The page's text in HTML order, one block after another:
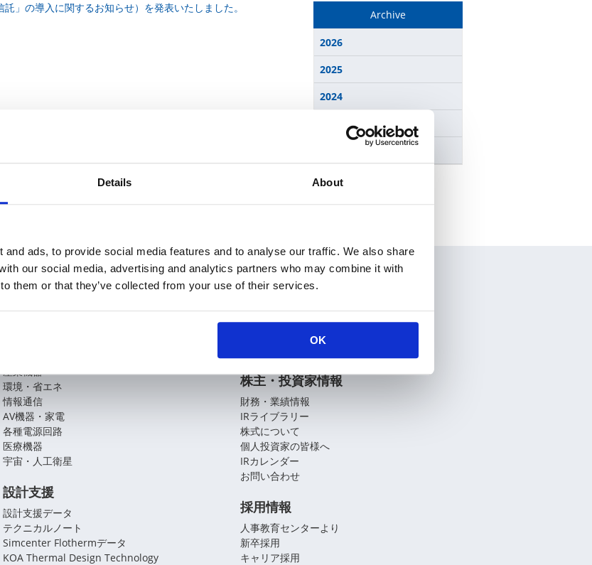
Details About
ads, to provide social media features and to analyse our traffic. We also share
our social media, advertising and analytics partners who may combine it with
them or that they’ve collected from your use of their services.
OK
」の導入に関するお知らせ）を発表いたしました。
Archive
2026
2025
2024
KOAの技術
産業機器
環境・省エネ
情報通信
AV機器・家電
各種電源回路
医療機器
宇宙・人工衛星
設計支援
設計支援データ
テクニカルノート
Simcenter Flothermデータ
KOA Thermal Design Technology
企業情報
役員紹介
株主・投資家情報
財務・業績情報
IRライブラリー
株式について
個人投資家の皆様へ
IRカレンダー
お問い合わせ
採用情報
人事教育センターより
新卒採用
キャリア採用